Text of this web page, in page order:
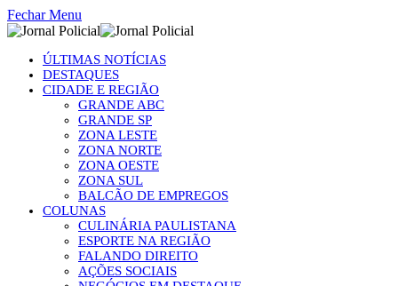
Fechar Menu
ÚLTIMAS NOTÍCIAS
DESTAQUES
CIDADE E REGIÃO
GRANDE ABC
GRANDE SP
ZONA LESTE
ZONA NORTE
ZONA OESTE
ZONA SUL
BALCÃO DE EMPREGOS
COLUNAS
CULINÁRIA PAULISTANA
ESPORTE NA REGIÃO
FALANDO DIREITO
AÇÕES SOCIAIS